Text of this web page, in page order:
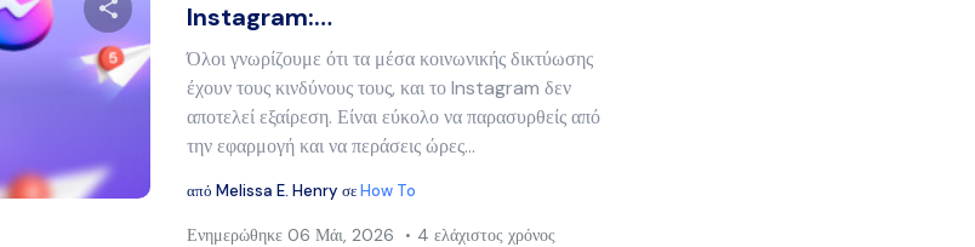
Μοιραστείτε αυτό το άρθρο
Twitter
Instagram:…
Όλοι γνωρίζουμε ότι τα μέσα κοινωνικής δικτύωσης
έχουν τους κινδύνους τους, και το Instagram δεν
αποτελεί εξαίρεση. Είναι εύκολο να παρασυρθείς από
την εφαρμογή και να περάσεις ώρες...
απόMelissa E. Henry σεHow To
Ενημερώθηκε 06 Μάι, 2026
4 ελάχιστος χρόνος